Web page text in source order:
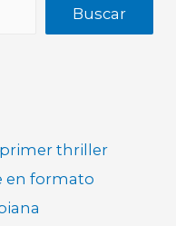
Buscar
primer thriller
en formato